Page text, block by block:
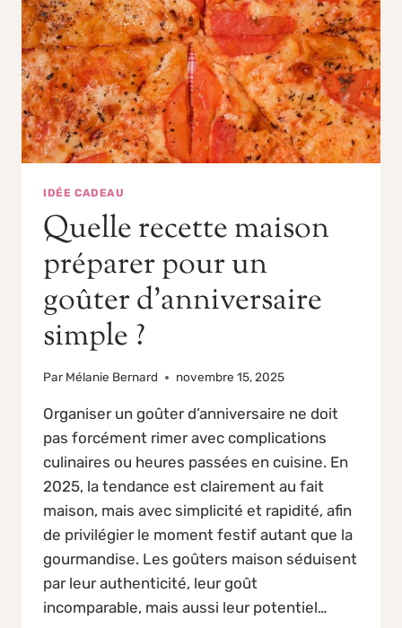
IDÉE CADEAU
Quelle recette maison
préparer pour un
goûter d’anniversaire
simple ?
Par Mélanie Bernard novembre 15, 2025
Organiser un goûter d’anniversaire ne doit
pas forcément rimer avec complications
culinaires ou heures passées en cuisine. En
2025, la tendance est clairement au fait
maison, mais avec simplicité et rapidité, afin
de privilégier le moment festif autant que la
gourmandise. Les goûters maison séduisent
par leur authenticité, leur goût
incomparable, mais aussi leur potentiel…